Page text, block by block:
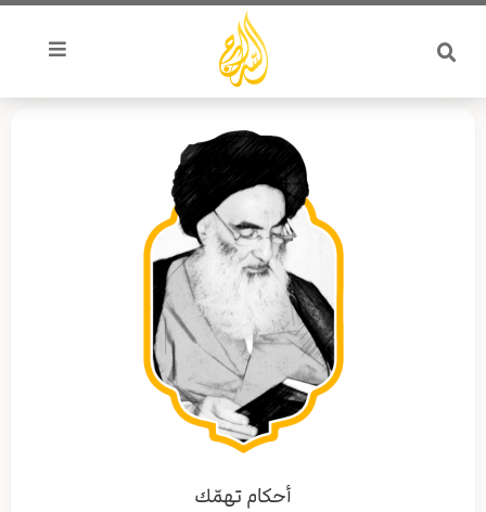
تخطي
المحتوى
أحكام تهمّك